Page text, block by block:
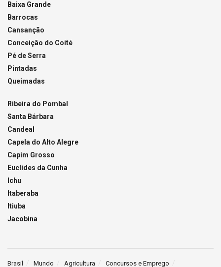
Baixa Grande
Barrocas
Cansanção
Conceição do Coité
Pé de Serra
Pintadas
Queimadas
Ribeira do Pombal
Santa Bárbara
Candeal
Capela do Alto Alegre
Capim Grosso
Euclides da Cunha
Ichu
Itaberaba
Itiuba
Jacobina
Brasil Mundo Agricultura Concursos e Emprego